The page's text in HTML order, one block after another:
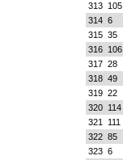
313 105
314 6
315 35
316 106
317 28
318 49
319 22
320 114
321
111
322 85
323 6